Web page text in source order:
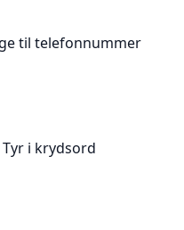
til telefonnummer
i krydsord